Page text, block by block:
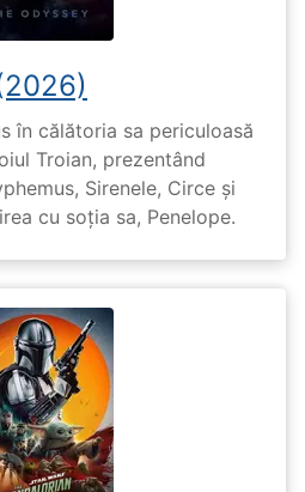
în călătoria sa periculoasă
Troian, prezentând
Sirenele, Circe și
cu soția sa, Penelope.